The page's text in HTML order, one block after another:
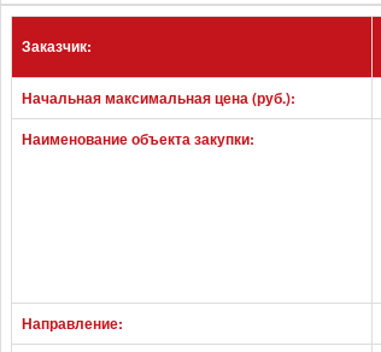
Заказчик:
Начальная максимальная цена (руб.):
Наименование объекта закупки:
Направление: